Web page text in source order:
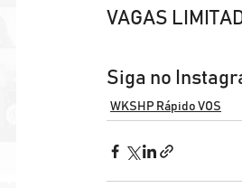
VAGAS
Siga no
WKSHP Rápido VOS